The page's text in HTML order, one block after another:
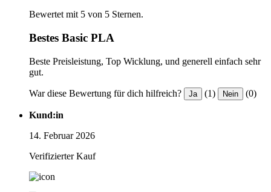
Bewertet mit 5 von 5 Sternen.
Bestes Basic PLA
Beste Preisleistung, Top Wicklung, und generell einfach sehr
gut.
War diese Bewertung für dich hilfreich? Ja (1) Nein (0)
Kund:in
14. Februar 2026
Verifizierter Kauf